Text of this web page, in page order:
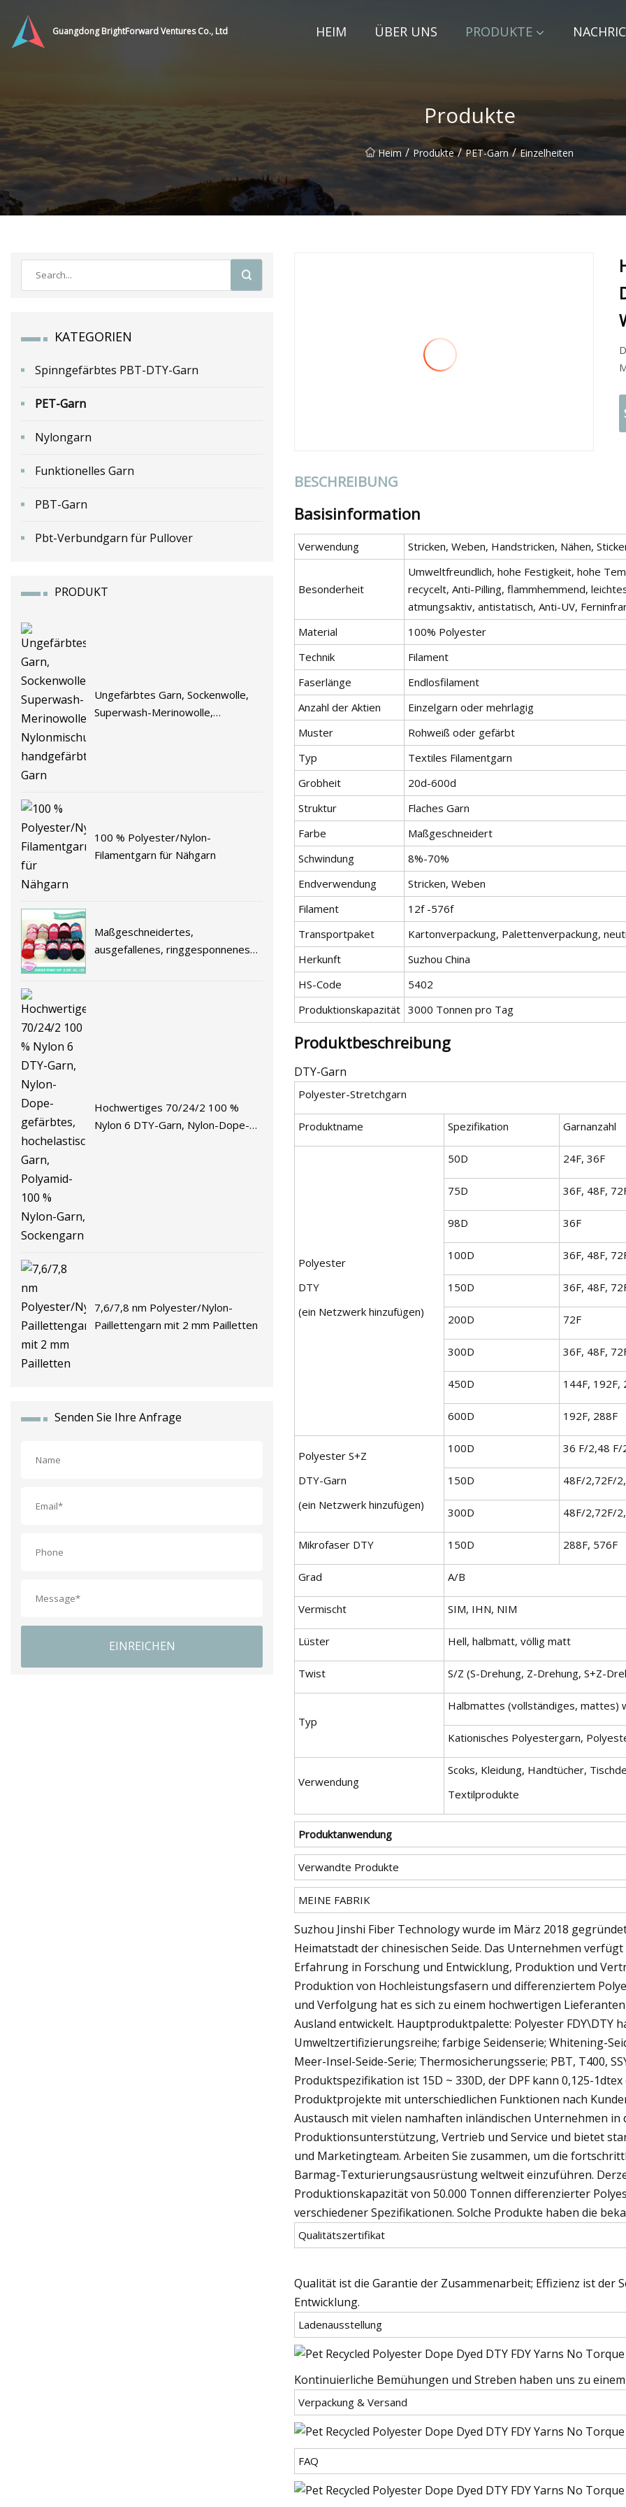
Guangdong BrightForward Ventures Co., Ltd HEIM ÜBER UNS PRODUKTE
Produkte
Heim / Produkte / PET-Garn / Einzelheiten
KATEGORIEN
Spinngefärbtes PBT-DTY-Garn
PET-Garn
Nylongarn
Funktionelles Garn
PBT-Garn
Pbt-Verbundgarn für Pullover
PRODUKT
Ungefärbtes Garn, Sockenwolle,
Superwash-Merinowolle,
100 % Polyester/Nylon-
Filamentgarn für Nähgarn
Maßgeschneidertes,
ausgefallenes, ringgesponnenes
Hochwertiges 70/24/2 100 %
Nylon 6 DTY-Garn, Nylon-Dope-
7,6/7,8 nm Polyester/Nylon-
Paillettengarn mit 2 mm Pailletten
Senden Sie Ihre Anfrage
EINREICHEN
BESCHREIBUNG
Basisinformation
Verwendung Stricken, Weben, Handstricken, Nähen,
Besonderheit
Umweltfreundlich, hohe Festigkeit, hohe
recycelt, Anti-Pilling, flammhemmend,
atmungsaktiv, antistatisch, Anti-UV,
Material
100% Polyester
Technik
Filament
Faserlänge
Endlosfilament
Anzahl der Aktien
Einzelgarn oder mehrlagig
Muster
Rohweiß oder gefärbt
Typ
Textiles Filamentgarn
Grobheit
20d-600d
Struktur
Flaches Garn
Farbe
Maßgeschneidert
Schwindung
8%-70%
Endverwendung
Stricken, Weben
Filament
12f -576f
Transportpaket
Kartonverpackung, Palettenverpackung,
Herkunft
Suzhou China
HS-Code
5402
Produktionskapazität 3000 Tonnen pro Tag
Produktbeschreibung
DTY-Garn
Polyester-Stretchgarn
Produktname Spezifikation Garnanzahl
Polyester
DTY
(ein Netzwerk hinzufügen)
50D 24F, 36F
75D 36F, 48F,
98D 36F
100D 36F, 48F,
150D 36F, 48F,
200D 72F
300D 36F, 48F,
450D 144F, 192F,
600D 192F, 288F
Polyester S+Z
DTY-Garn
(ein Netzwerk hinzufügen)
100D 36 F/2,48
150D 48F/2,72F/
300D 48F/2,72F/
Mikrofaser DTY 150D 288F, 576F
Grad A/B
Vermischt SIM, IHN, NIM
Lüster Hell, halbmatt, völlig matt
Twist S/Z (S-Drehung, Z-Drehung, S+Z-
Typ
Halbmattes (vollständiges, mattes)
Kationisches Polyestergarn,
Verwendung
Scoks, Kleidung, Handtücher,
Textilprodukte
Produktanwendung
Verwandte Produkte
MEINE FABRIK
Suzhou Jinshi Fiber Technology wurde im März 2018
Heimatstadt der chinesischen Seide. Das Unternehmen
Erfahrung in Forschung und Entwicklung, Produktion und
Produktion von Hochleistungsfasern und differenziertem
und Verfolgung hat es sich zu einem hochwertigen
Ausland entwickelt. Hauptproduktpalette: Polyester FDY\DTY
Umweltzertifizierungsreihe; farbige Seidenserie; Whitening-
Meer-Insel-Seide-Serie; Thermosicherungsserie; PBT, T400,
Produktspezifikation ist 15D ~ 330D, der DPF kann 0,125-
Produktprojekte mit unterschiedlichen Funktionen nach
Austausch mit vielen namhaften inländischen Unternehmen
Produktionsunterstützung, Vertrieb und Service und bietet
und Marketingteam. Arbeiten Sie zusammen, um die
Barmag-Texturierungsausrüstung weltweit einzuführen.
Produktionskapazität von 50.000 Tonnen differenzierter
verschiedener Spezifikationen. Solche Produkte haben die
Qualitätszertifikat
Qualität ist die Garantie der Zusammenarbeit; Effizienz ist der
Entwicklung.
Ladenausstellung
Kontinuierliche Bemühungen und Streben haben uns zu
Verpackung & Versand
FAQ